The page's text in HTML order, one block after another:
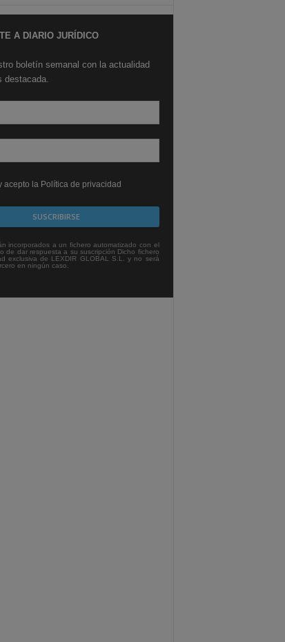
A DIARIO JURÍDICO
boletín semanal con la actualidad
destacada.
la Política de privacidad
incorporados a un fichero automatizado con el
de dar respuesta a su suscripción Dicho fichero
exclusiva de LEXDIR GLOBAL S.L. y no será
en ningún caso.